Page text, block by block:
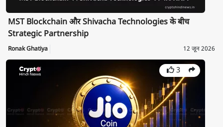
MST Blockchain और Shivacha Technologies के बीच
Strategic Partnership
Ronak Ghatiya 12 जून 2026
3